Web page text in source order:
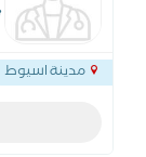
مدينة اسيوط